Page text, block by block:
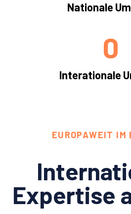
Nationale
Interationale
0
EUROPAWEIT IM
Expertise